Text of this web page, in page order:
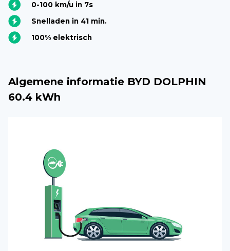
0-100 km/u in 7s
Snelladen in 41 min.
100% elektrisch
Algemene informatie BYD DOLPHIN
60.4 kWh